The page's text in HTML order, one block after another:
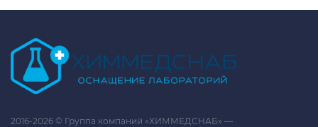
2016-2026 © Группа компаний «ХИММЕДСНАБ» —